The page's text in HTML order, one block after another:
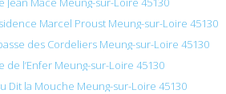
Marcel Proust Meung-sur-Loire 45130
des Cordeliers Meung-sur-Loire 45130
de l’Enfer Meung-sur-Loire 45130
Dit la Mouche Meung-sur-Loire 45130